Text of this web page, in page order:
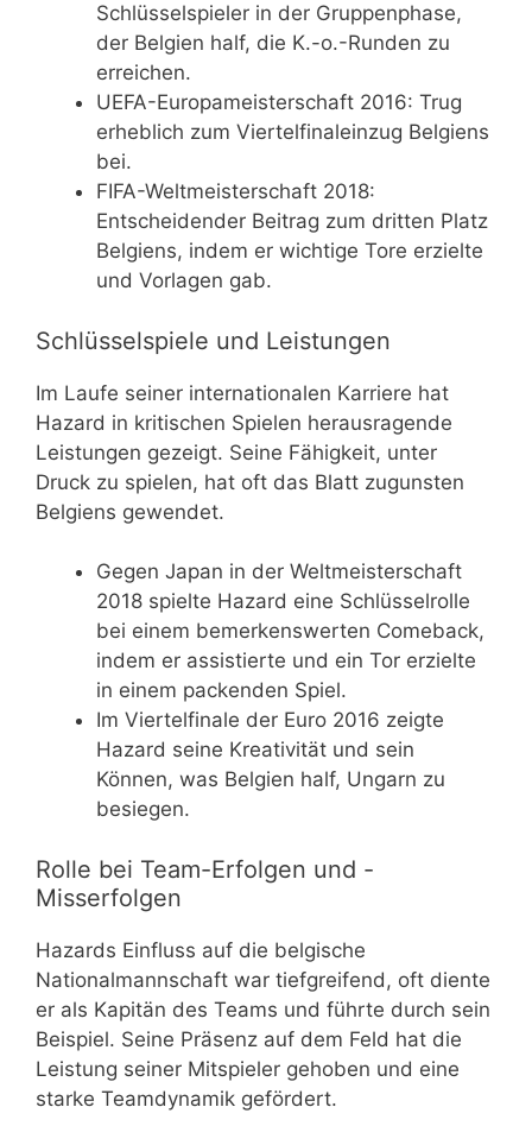
Schlüsselspieler in der Gruppenphase,
der Belgien half, die K.-o.-Runden zu
erreichen.
UEFA-Europameisterschaft 2016: Trug
erheblich zum Viertelfinaleinzug Belgiens
bei.
FIFA-Weltmeisterschaft 2018:
Entscheidender Beitrag zum dritten Platz
Belgiens, indem er wichtige Tore erzielte
und Vorlagen gab.
Schlüsselspiele und Leistungen
Im Laufe seiner internationalen Karriere hat
Hazard in kritischen Spielen herausragende
Leistungen gezeigt. Seine Fähigkeit, unter
Druck zu spielen, hat oft das Blatt zugunsten
Belgiens gewendet.
Gegen Japan in der Weltmeisterschaft
2018 spielte Hazard eine Schlüsselrolle
bei einem bemerkenswerten Comeback,
indem er assistierte und ein Tor erzielte
in einem packenden Spiel.
Im Viertelfinale der Euro 2016 zeigte
Hazard seine Kreativität und sein
Können, was Belgien half, Ungarn zu
besiegen.
Rolle bei Team-Erfolgen und -
Misserfolgen
Hazards Einfluss auf die belgische
Nationalmannschaft war tiefgreifend, oft diente
er als Kapitän des Teams und führte durch sein
Beispiel. Seine Präsenz auf dem Feld hat die
Leistung seiner Mitspieler gehoben und eine
starke Teamdynamik gefördert.